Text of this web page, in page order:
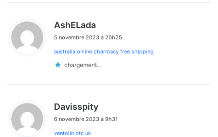
AshELada
t
5 novembre 2023 à 20h25
australia online pharmacy free shipping
chargement…
Davisspity
t
6 novembre 2023 à 9h31
ventolin otc uk